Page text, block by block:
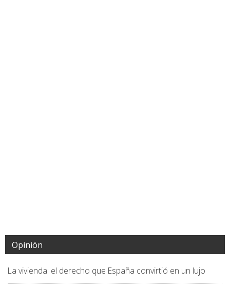
Opinión
La vivienda: el derecho que España convirtió en un lujo